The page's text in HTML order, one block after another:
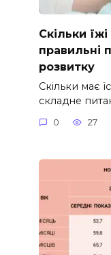
Скільки
правильні
розвитку
Скільки має
складне
0 27